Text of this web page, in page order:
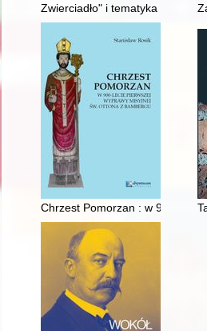
Zwierciadło" i tematyka
Chrzest Pomorzan : w 900-